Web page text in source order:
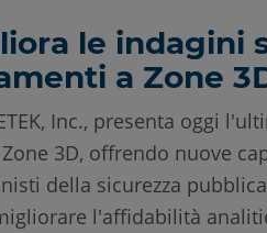
le indagini
a Zone
Inc., presenta oggi
3D, offrendo nuove
della sicurezza
l'affidabilità